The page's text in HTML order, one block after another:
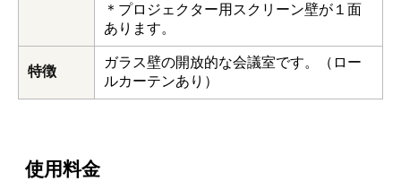
＊プロジェクター用スクリーン壁が１面
あります。
特徴
ガラス壁の開放的な会議室です。（ロー
ルカーテンあり）
使用料金